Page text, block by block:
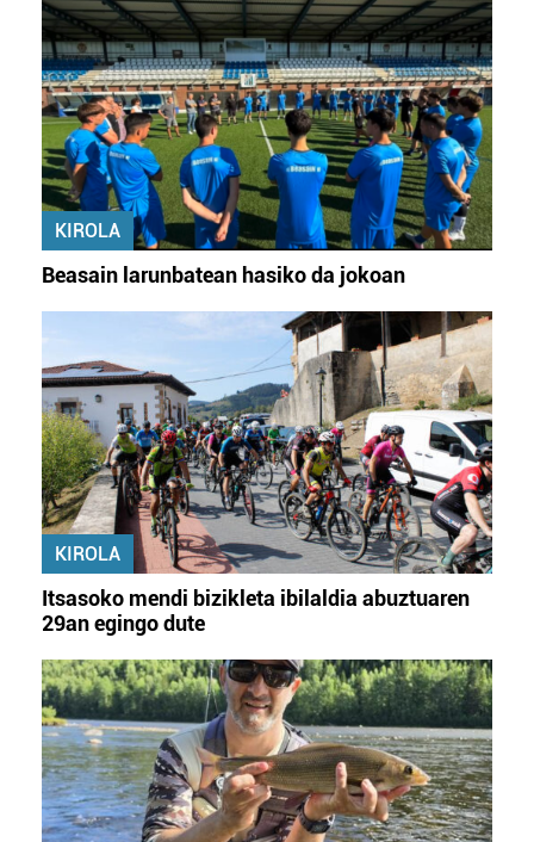
KIROLA
Beasain larunbatean hasiko da jokoan
KIROLA
Itsasoko mendi bizikleta ibilaldia abuztuaren
29an egingo dute